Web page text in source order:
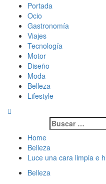
content
Magazine de gastronomía,
diseño…
Magazine de gastronomía,
diseño…
Primary
Menu
Portada
Ocio
Gastronomía
Viajes
Tecnología
Motor
Diseño
Moda
Belleza
Lifestyle
Buscar:
Home
Belleza
Luce una cara limpia e
Belleza